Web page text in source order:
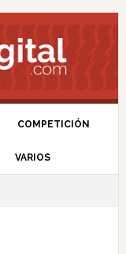
COMPETICIÓN
VARIOS